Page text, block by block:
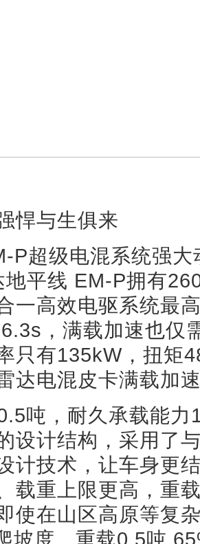
悍与生俱来
P超级电混系统强
地平线 EM-P拥有
一高效电驱系统最
，满载加速也仅
只有135kW，扭矩
达电混皮卡满载加
吨，耐久承载能
设计结构，采用了
计技术，让车身更
载重上限更高，重
使在山区高原等复
坡度、重载0.5吨